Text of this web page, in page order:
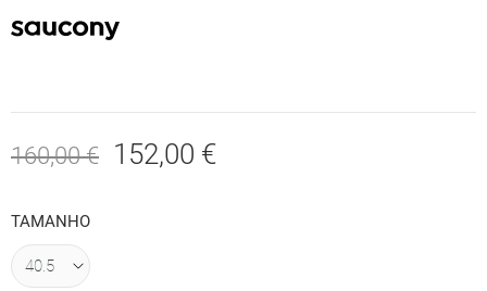
160,00 € 152,00 €
TAMANHO